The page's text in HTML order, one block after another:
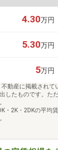
4.30万円
5.30万円
5万円
動産に掲載されて
したものです。た
・2K・2DKの平均